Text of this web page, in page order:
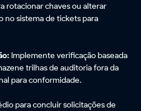
rotacionar chaves ou alterar
no sistema de tickets para
Implemente verificação baseada
trilhas de auditoria fora da
para conformidade.
para concluir solicitações de